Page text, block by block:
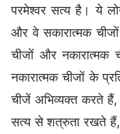
परमेश्वर सत्य है। ये
और वे सकारात्मक
चीजों और
नकारात्मक चीजों के
चीजें अभिव्यक्त करते
सत्य से शत्रुता रखते